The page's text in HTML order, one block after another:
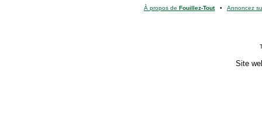
À propos de Fouillez-Tout• Annoncez
Site